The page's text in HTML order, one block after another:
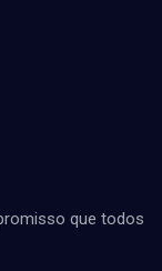
que todos